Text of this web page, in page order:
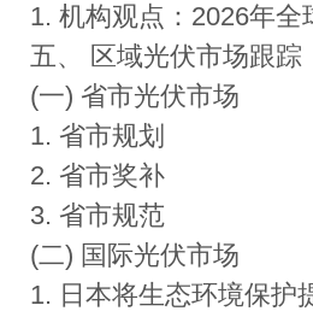
1. 机构观点：2026年
五、 区域光伏市场跟踪
(一) 省市光伏市场
1. 省市规划
2. 省市奖补
3. 省市规范
(二) 国际光伏市场
1. 日本将生态环境保